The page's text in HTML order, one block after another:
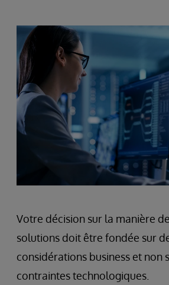
Votre décision sur la manière
solutions doit être fondée sur
considérations business et non
contraintes technologiques.